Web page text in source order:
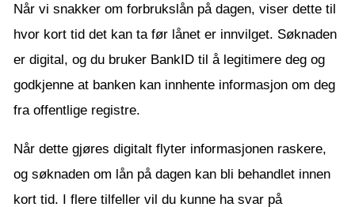
Når vi snakker om forbrukslån på dagen, viser dette til
hvor kort tid det kan ta før lånet er innvilget. Søknaden
er digital, og du bruker BankID til å legitimere deg og
godkjenne at banken kan innhente informasjon om deg
fra offentlige registre.
Når dette gjøres digitalt flyter informasjonen raskere,
og søknaden om lån på dagen kan bli behandlet innen
kort tid. I flere tilfeller vil du kunne ha svar på